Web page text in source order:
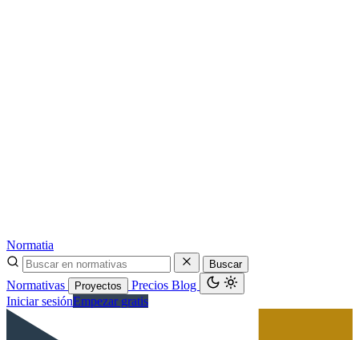
Normatia
Buscar
Normativas Proyectos Precios Blog
Iniciar sesiónEmpezar gratis